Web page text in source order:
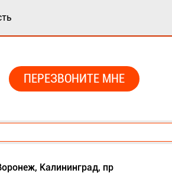
ПЕРЕЗВОНИТЕ МНЕ
Калининград, пр